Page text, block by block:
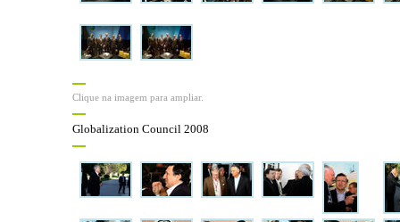
Clique na imagem para ampliar.
Globalization Council 2008